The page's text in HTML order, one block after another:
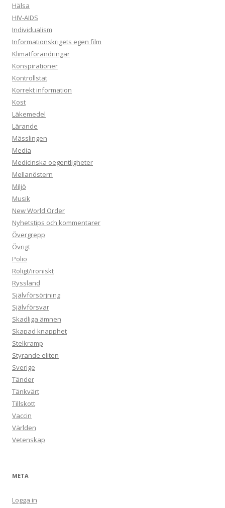
Hälsa
HIV-AIDS
Individualism
Informationskrigets egen film
Klimatförändringar
Konspirationer
Kontrollstat
Korrekt information
Kost
Läkemedel
Lärande
Mässlingen
Media
Medicinska oegentligheter
Mellanöstern
Miljö
Musik
New World Order
Nyhetstips och kommentarer
Övergrepp
Övrigt
Polio
Roligt/ironiskt
Ryssland
Självförsörjning
Självförsvar
Skadliga ämnen
Skapad knapphet
Stelkramp
Styrande eliten
Sverige
Tänder
Tänkvärt
Tillskott
Vaccin
Världen
Vetenskap
META
Logga in